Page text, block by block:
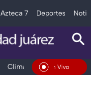
Azteca 7 Deportes
Clima Deportes
En Vivo